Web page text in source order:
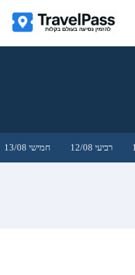
רביעי 12/08 חמישי 13/08